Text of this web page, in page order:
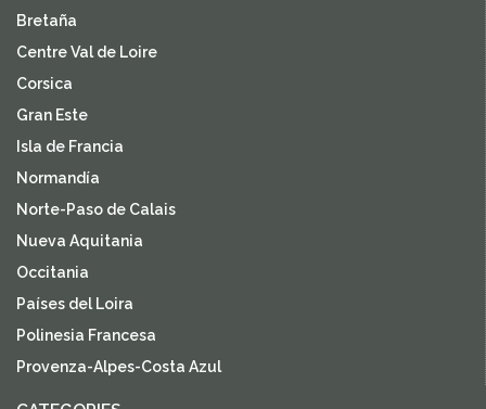
Bretaña
Centre Val de Loire
Corsica
Gran Este
Isla de Francia
Normandía
Norte-Paso de Calais
Nueva Aquitania
Occitania
Países del Loira
Polinesia Francesa
Provenza-Alpes-Costa Azul